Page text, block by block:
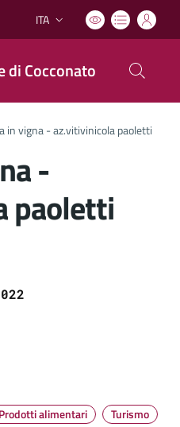
Lingua attiva:
ITA
di Cocconato
in vigna - az.vitivinicola paoletti
-
paoletti
Prodotti alimentari
Turismo